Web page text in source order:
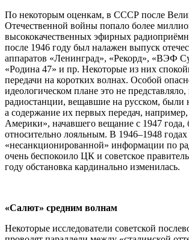
По некоторым оценкам, в СССР после
Отечественной войны попало более
высококачественных эфирных
после 1946 году был налажен выпуск
аппаратов «Ленинград», «Рекорд», «ВЭФ
«Родина 47» и пр. Некоторые из них
передачи на коротких волнах. Особой
идеологическом плане это не представляло,
радиостанции, вещавшие на русском, были
а содержание их первых передач, например,
Америки», начавшего вещание с 1947 года,
относительно лояльным. В 1946–1948
«несанкционированной» информации по
очень беспокоило ЦК и советское
году обстановка кардинально изменилась.
«Салют» средним волнам
Некоторые исследователи советской